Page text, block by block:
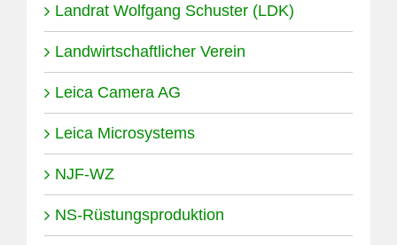
Landrat Wolfgang Schuster (LDK)
Landwirtschaftlicher Verein
Leica Camera AG
Leica Microsystems
NJF-WZ
NS-Rüstungsproduktion